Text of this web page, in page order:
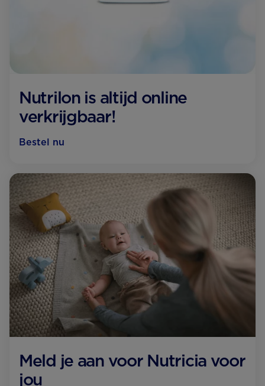
Nutrilon is altijd online
verkrijgbaar!
Bestel nu
Meld je aan voor Nutricia voor
jou